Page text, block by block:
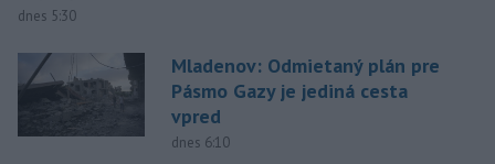
dnes 5:30
Mladenov: Odmietaný plán pre
Pásmo Gazy je jediná cesta
vpred
dnes 6:10